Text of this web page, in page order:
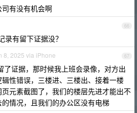
有没有机会啊
66
录有留下证据没？
67
8, 2025 via iPhone
了证据，那时候我上班会录像，对方出
性错误，三楼进、三楼出、接着一楼
元素截图了，我们的楼层先进才能出不
情况，且我们的办公区没有电梯